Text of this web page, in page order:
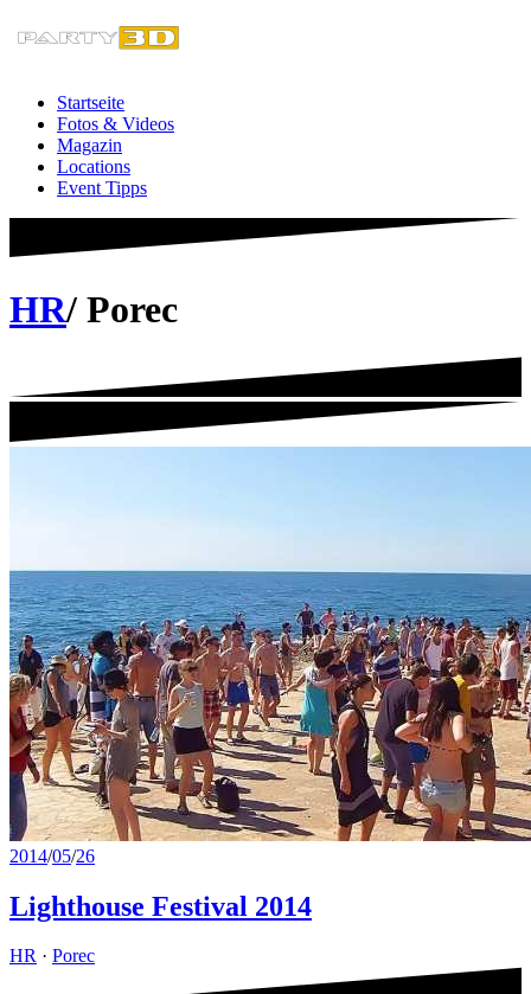
Inhalt
Startseite
Fotos & Videos
Magazin
Locations
Event Tipps
HR/ Porec
2014/05/26
Lighthouse Festival 2014
HR · Porec